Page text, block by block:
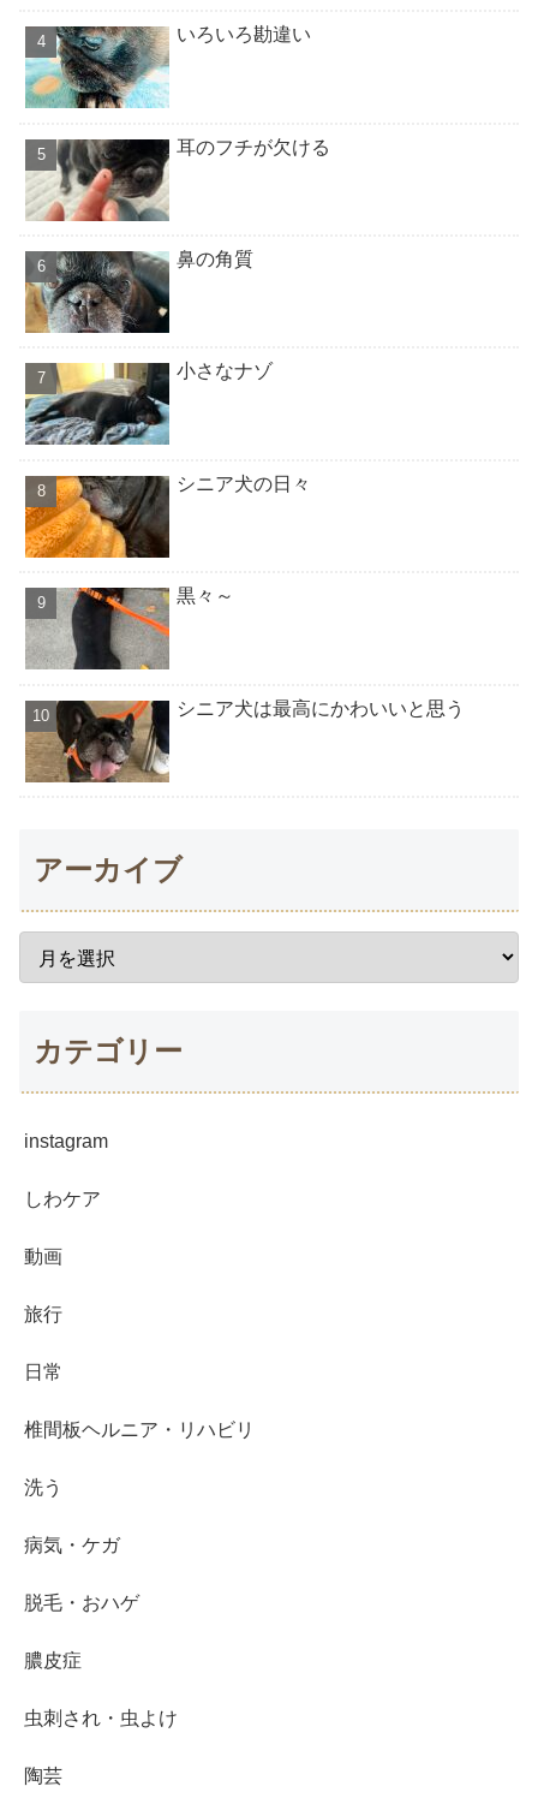
いろいろ勘違い
耳のフチが欠ける
鼻の角質
小さなナゾ
シニア犬の日々
黒々～
シニア犬は最高にかわいいと思う
アーカイブ
カテゴリー
instagram
しわケア
動画
旅行
日常
椎間板ヘルニア・リハビリ
洗う
病気・ケガ
脱毛・おハゲ
膿皮症
虫刺され・虫よけ
陶芸